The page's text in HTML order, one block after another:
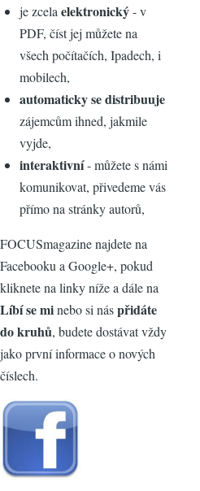
je zcelaelektronický- v
PDF, číst jej můžete na
všech počítačích, Ipadech, i
mobilech,
automaticky se distribuuje
zájemcům ihned, jakmile
vyjde,
interaktivní- můžete s námi
komunikovat, přivedeme vás
přímo na stránky autorů,
FOCUSmagazine najdete na
Facebooku a Google+, pokud
kliknete na linky níže a dále na
Líbí se minebo si náspřidáte
do kruhů, budete dostávat vždy
jako první informace o nových
číslech.